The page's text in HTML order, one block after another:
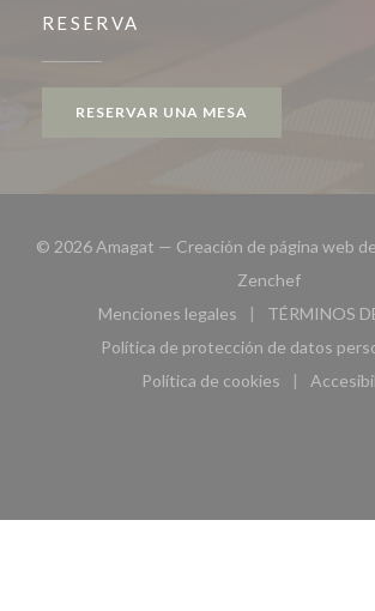
RESERVA
RESERVAR UNA MESA
© 2026 Amagat — Creación de página web
Zenchef((abre en
Menciones legales
((abre en una nueva
TÉRMINOS
Política de protección de datos
((abre en
Política de cookies
((abre en una nueva